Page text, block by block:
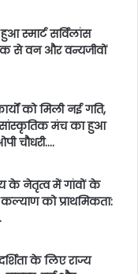
स्मार्ट सर्विलांस
से वन और वन्यजीवों
को मिली नई गति,
मंच का हुआ
चौधरी….
के नेतृत्व में गांवों के
को प्राथमिकता:
के लिए राज्य